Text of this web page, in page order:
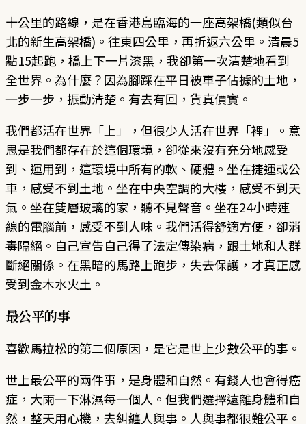
十公里的路線，是在香港島臨海的一座高架橋(類似台
北的新生高架橋)。往東四公里，再折返六公里。清晨5
點15起跑，橋上下一片漆黑，我卻第一次清楚地看到
全世界。為什麼？因為腳踩在平日被車子佔據的土地，
一步一步，振動清楚。有去有回，貨真價實。
我們都活在世界「上」，但很少人活在世界「裡」。意
思是我們都存在於這個環境，卻從來沒有充分地感受
到、運用到，這環境中所有的軟、硬體。坐在捷運或公
車，感受不到土地。坐在中央空調的大樓，感受不到天
氣。坐在雙層玻璃的家，聽不見聲音。坐在24小時連
線的電腦前，感受不到人味。我們活得舒適方便，卻消
毒隔絕。自己宣告自己得了法定傳染病，跟土地和人群
斷絕關係。在黑暗的馬路上跑步，失去保護，才真正感
受到金木水火土。
最公平的事
喜歡馬拉松的第二個原因，是它是世上少數公平的事。
世上最公平的兩件事，是身體和自然。有錢人也會得癌
症，大雨一下淋濕每一個人。但我們選擇遠離身體和自
然，整天用心機，去糾纏人與事。人與事都很難公平。